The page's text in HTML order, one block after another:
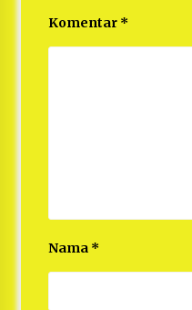
Komentar *
Nama *